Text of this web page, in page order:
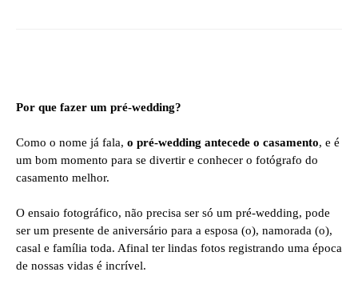
Por que fazer um pré-wedding?
Como o nome já fala, o pré-wedding antecede o casamento, e é
um bom momento para se divertir e conhecer o fotógrafo do
casamento melhor.
O ensaio fotográfico, não precisa ser só um pré-wedding, pode
ser um presente de aniversário para a esposa (o), namorada (o),
casal e família toda. Afinal ter lindas fotos registrando uma época
de nossas vidas é incrível.